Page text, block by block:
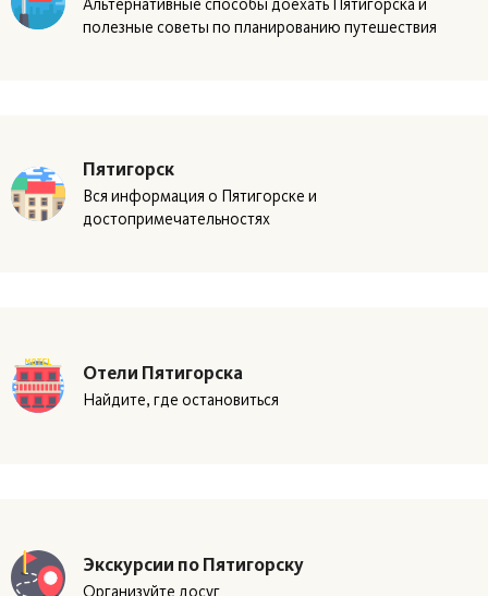
Альтернативные способы доехать Пятигорска и
полезные советы по планированию путешествия
Пятигорск
Вся информация о Пятигорске и
достопримечательностях
Отели Пятигорска
Найдите, где остановиться
Экскурсии по Пятигорску
Организуйте досуг